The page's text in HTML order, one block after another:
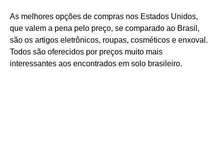
As melhores opções de compras nos Estados Unidos,
que valem a pena pelo preço, se comparado ao Brasil,
são os artigos eletrônicos, roupas, cosméticos e enxoval.
Todos são oferecidos por preços muito mais
interessantes aos encontrados em solo brasileiro.